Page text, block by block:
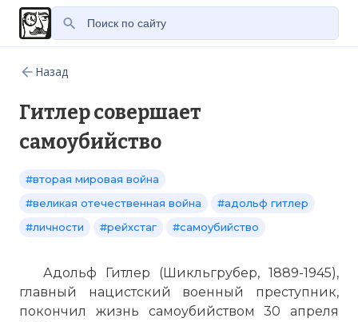
Назад
Гитлер совершает
самоубийство
#вторая мировая война
#великая отечественная война
#адольф гитлер
#личности
#рейхстаг #самоубийство
Адольф Гитлер (Шикльгрубер, 1889-1945),
главный нацистский военный преступник,
покончил жизнь самоубийством 30 апреля